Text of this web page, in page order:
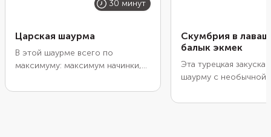
30 минут
Царская шаурма
В этой шаурме всего по
максимуму: максимум начинки,
сытности. К привычным овощам
Скумбрия в
балык экмек
Эта турецкая закуска
шаурму с необычной
копченой рыбы и